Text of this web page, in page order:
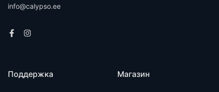
info@calypso.ee
Поддержка Магазин